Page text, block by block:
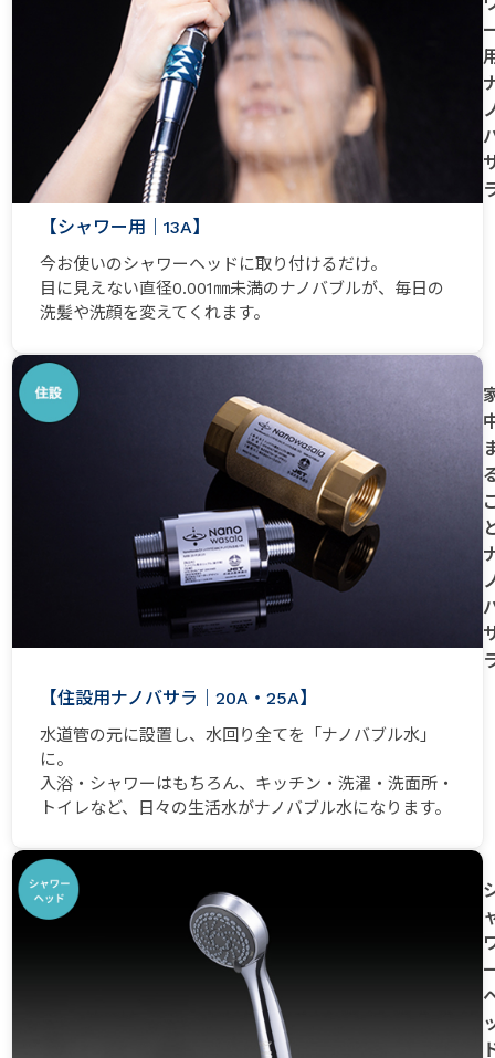
【シャワー用｜13A】
今お使いのシャワーヘッドに取り付けるだけ。
目に見えない直径0.001㎜未満のナノバブルが、毎日の
洗髪や洗顔を変えてくれます。
【住設用ナノバサラ｜20A・25A】
水道管の元に設置し、水回り全てを「ナノバブル水」
に。
入浴・シャワーはもちろん、キッチン・洗濯・洗面所・
トイレなど、日々の生活水がナノバブル水になります。